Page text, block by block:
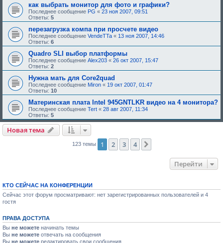
е
е
о
б
н
и
как выбрать монитор для фото и графики?
Последнее сообщение PG « 23 ноя 2007, 09:51
Ответы: 5
перезагрузка компа при просчете видео
Последнее сообщение VendeTTa « 13 ноя 2007, 14:46
Ответы: 6
Quadro SLI выбор платформы
Последнее сообщение Alex203 « 26 окт 2007, 15:47
Ответы: 2
Нужна мать для Core2quad
Последнее сообщение Miron « 19 окт 2007, 01:47
Ответы: 10
Материнская плата Intel 945GNTLKR видео на 4 монитора?
Последнее сообщение Tert « 28 авг 2007, 11:34
Ответы: 5
Новая тема
123 темы 1 2 3 4
Перейти
КТО СЕЙЧАС НА КОНФЕРЕНЦИИ
Сейчас этот форум просматривают: нет зарегистрированных пользователей и 4
гостя
ПРАВА ДОСТУПА
Вы не можете начинать темы
Вы не можете отвечать на сообщения
Вы не можете редактировать свои сообщения